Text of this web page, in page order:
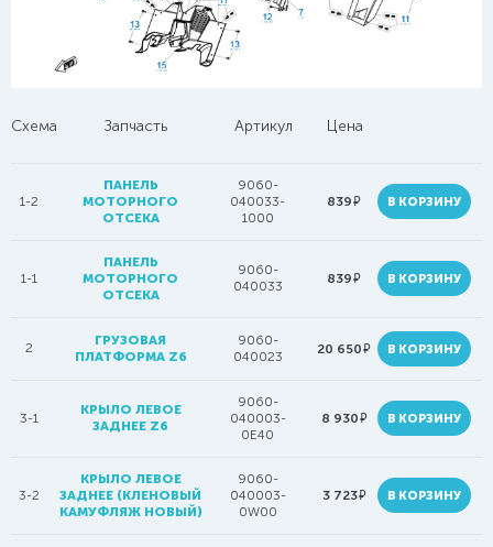
Схема Запчасть Артикул Цена
1-2
ПАНЕЛЬ
МОТОРНОГО
ОТСЕКА
9060-
040033-
1000
839руб. В КОРЗИНУ
1-1
ПАНЕЛЬ
МОТОРНОГО
ОТСЕКА
9060-
040033
839руб. В КОРЗИНУ
2
ГРУЗОВАЯ
ПЛАТФОРМА Z6
9060-
040023
20 650руб. В КОРЗИНУ
3-1
КРЫЛО ЛЕВОЕ
ЗАДНЕЕ Z6
9060-
040003-
0E40
8 930руб. В КОРЗИНУ
3-2
КРЫЛО ЛЕВОЕ
ЗАДНЕЕ (КЛЕНОВЫЙ
КАМУФЛЯЖ НОВЫЙ)
9060-
040003-
0W00
3 723руб. В КОРЗИНУ